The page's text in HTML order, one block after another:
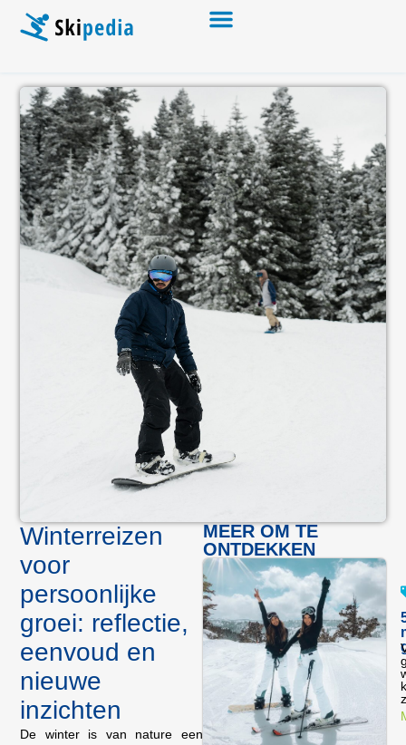
Winterreizen
voor
persoonlijke
groei: reflectie,
eenvoud en
nieuwe
inzichten
De winter is van nature een
MEER OM TE
ONTDEKKEN